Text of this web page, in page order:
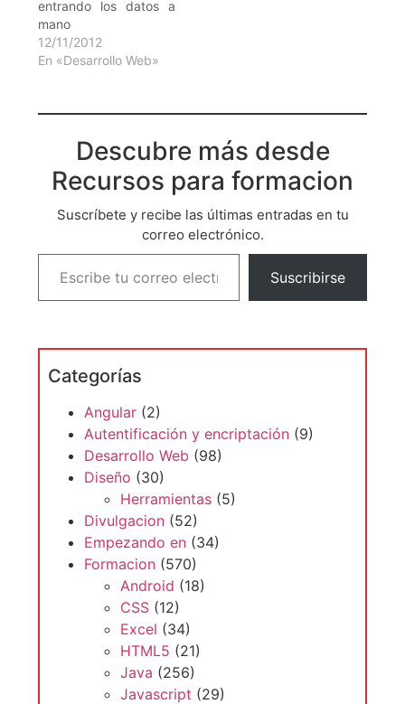
entrando los datos a
mano
12/11/2012
En «Desarrollo Web»
Descubre más desde
Recursos para formacion
Suscríbete y recibe las últimas entradas en tu
correo electrónico.
Suscribirse
Categorías
Angular (2)
Autentificación y encriptación (9)
Desarrollo Web (98)
Diseño (30)
Herramientas (5)
Divulgacion (52)
Empezando en (34)
Formacion (570)
Android (18)
CSS (12)
Excel (34)
HTML5 (21)
Java (256)
Javascript (29)